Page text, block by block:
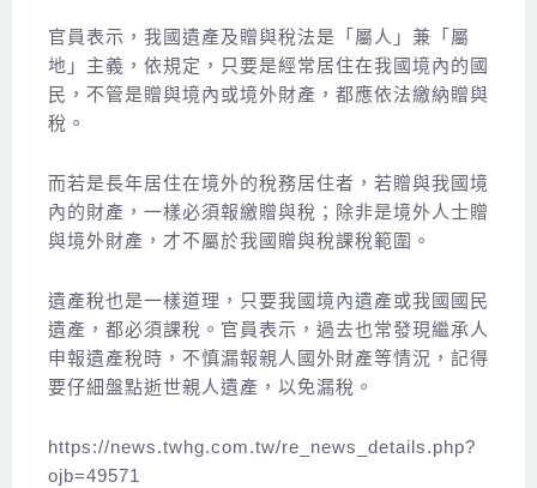
官員表示，我國遺產及贈與稅法是「屬人」兼「屬
地」主義，依規定，只要是經常居住在我國境內的國
民，不管是贈與境內或境外財產，都應依法繳納贈與
稅。
而若是長年居住在境外的稅務居住者，若贈與我國境
內的財產，一樣必須報繳贈與稅；除非是境外人士贈
與境外財產，才不屬於我國贈與稅課稅範圍。
遺產稅也是一樣道理，只要我國境內遺產或我國國民
遺產，都必須課稅。官員表示，過去也常發現繼承人
申報遺產稅時，不慎漏報親人國外財產等情況，記得
要仔細盤點逝世親人遺產，以免漏稅。
https://news.twhg.com.tw/re_news_details.php?
ojb=49571